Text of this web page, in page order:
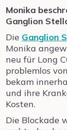
Monika
Ganglion
Die Ganglion
Monika
neu für Long
problemlos
bekam
und ihre
Kosten.
Die Blockade